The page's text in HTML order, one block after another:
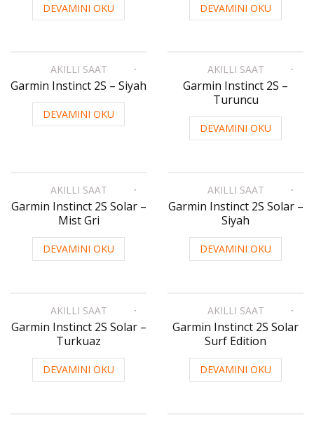
DEVAMINI OKU DEVAMINI OKU
AKILLI SAAT
Garmin Instinct 2S – Siyah
DEVAMINI OKU
AKILLI SAAT
Garmin Instinct 2S –
Turuncu
DEVAMINI OKU
AKILLI SAAT
Garmin Instinct 2S Solar –
Mist Gri
DEVAMINI OKU
AKILLI SAAT
Garmin Instinct 2S Solar –
Siyah
DEVAMINI OKU
AKILLI SAAT
Garmin Instinct 2S Solar –
Turkuaz
DEVAMINI OKU
AKILLI SAAT
Garmin Instinct 2S Solar
Surf Edition
DEVAMINI OKU